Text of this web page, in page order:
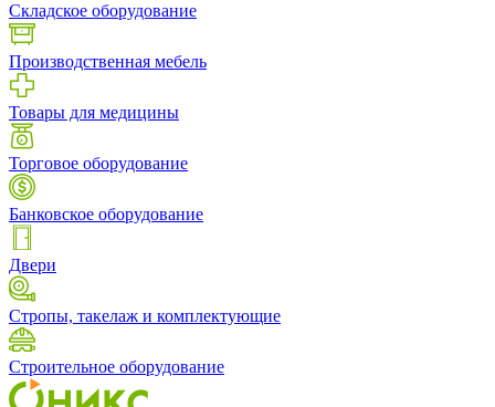
Складское оборудование
Производственная мебель
Товары для медицины
Торговое оборудование
Банковское оборудование
Двери
Стропы, такелаж и комплектующие
Строительное оборудование